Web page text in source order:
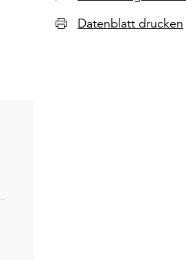
Datenblatt drucken